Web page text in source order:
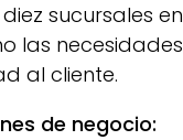
sucursales
las
al cliente.
de negocio: